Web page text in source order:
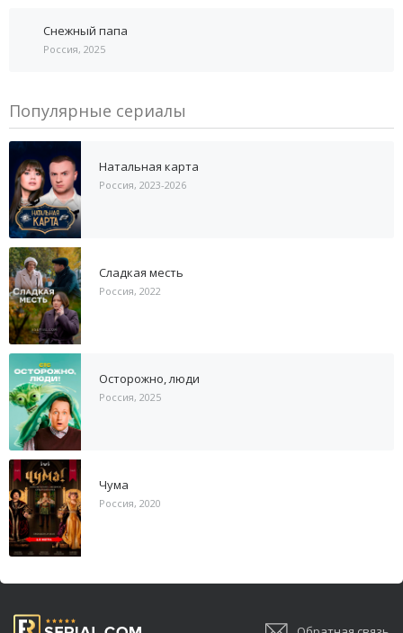
Снежный папа
Россия, 2025
Популярные сериалы
Натальная карта
Россия, 2023-2026
Сладкая месть
Россия, 2022
Осторожно, люди
Россия, 2025
Чума
Россия, 2020